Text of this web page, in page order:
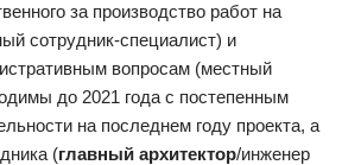
за производство работ на
сотрудник-специалист) и
вопросам (местный
до 2021 года с постепенным
на последнем году проекта, а
(главный архитектор/инженер